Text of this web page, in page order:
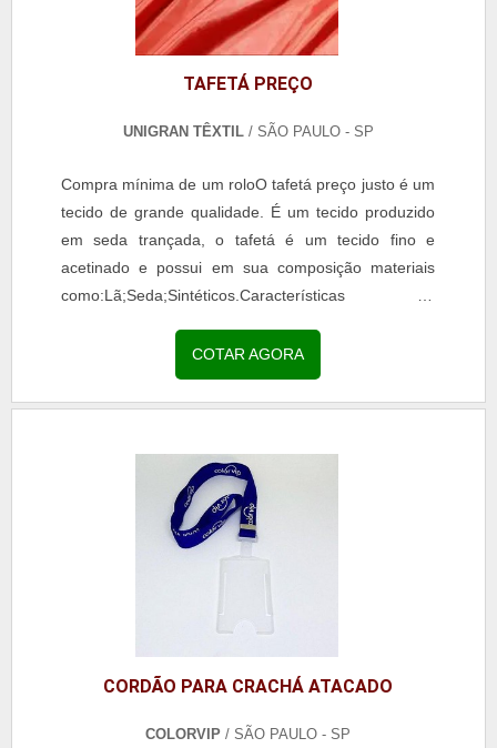
TAFETÁ PREÇO
UNIGRAN TÊXTIL/ SÃO PAULO - SP
Compra mínima de um roloO tafetá preço justo é um
tecido de grande qualidade. É um tecido produzido
em seda trançada, o tafetá é um tecido fino e
acetinado e possui em sua composição materiais
como:Lã;Seda;Sintéticos.Características do
COTAR AGORA
CORDÃO PARA CRACHÁ ATACADO
COLORVIP / SÃO PAULO - SP